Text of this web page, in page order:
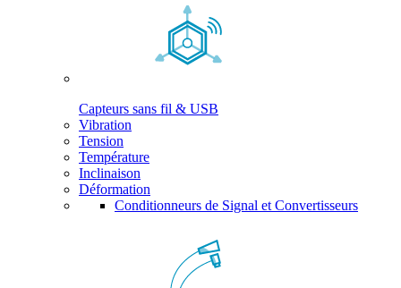
Capteurs sans fil & USB
Vibration
Tension
Température
Inclinaison
Déformation
Conditionneurs de Signal et Convertisseurs